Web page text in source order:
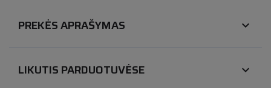
PREKĖS APRAŠYMAS expand_more
LIKUTIS PARDUOTUVĖSE expand_more